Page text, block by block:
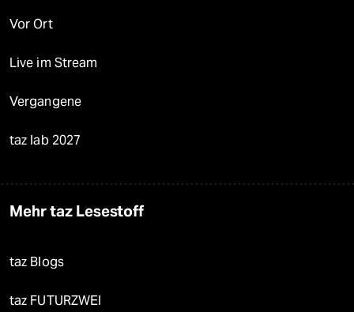
Vor Ort
Live im Stream
Vergangene
taz lab 2027
Mehr taz Lesestoff
taz Blogs
taz FUTURZWEI